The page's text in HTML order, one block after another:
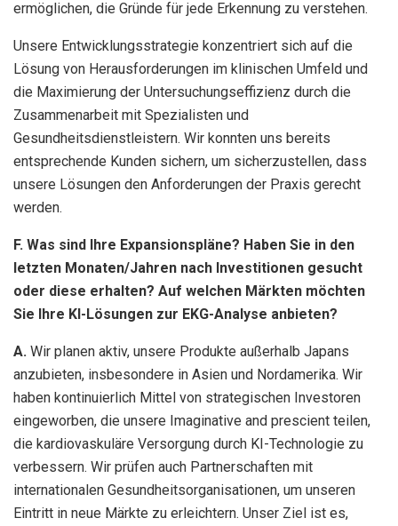
ermöglichen, die Gründe für jede Erkennung zu verstehen.
Unsere Entwicklungsstrategie konzentriert sich auf die
Lösung von Herausforderungen im klinischen Umfeld und
die Maximierung der Untersuchungseffizienz durch die
Zusammenarbeit mit Spezialisten und
Gesundheitsdienstleistern. Wir konnten uns bereits
entsprechende Kunden sichern, um sicherzustellen, dass
unsere Lösungen den Anforderungen der Praxis gerecht
werden.
F. Was sind Ihre Expansionspläne? Haben Sie in den
letzten Monaten/Jahren nach Investitionen gesucht
oder diese erhalten? Auf welchen Märkten möchten
Sie Ihre KI-Lösungen zur EKG-Analyse anbieten?
A. Wir planen aktiv, unsere Produkte außerhalb Japans
anzubieten, insbesondere in Asien und Nordamerika. Wir
haben kontinuierlich Mittel von strategischen Investoren
eingeworben, die unsere Imaginative and prescient teilen,
die kardiovaskuläre Versorgung durch KI-Technologie zu
verbessern. Wir prüfen auch Partnerschaften mit
internationalen Gesundheitsorganisationen, um unseren
Eintritt in neue Märkte zu erleichtern. Unser Ziel ist es,